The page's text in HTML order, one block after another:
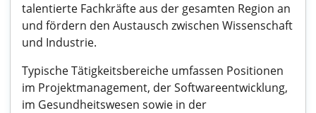
talentierte Fachkräfte aus der gesamten Region an
und fördern den Austausch zwischen Wissenschaft
und Industrie.
Typische Tätigkeitsbereiche umfassen Positionen
im Projektmanagement, der Softwareentwicklung,
im Gesundheitswesen sowie in der